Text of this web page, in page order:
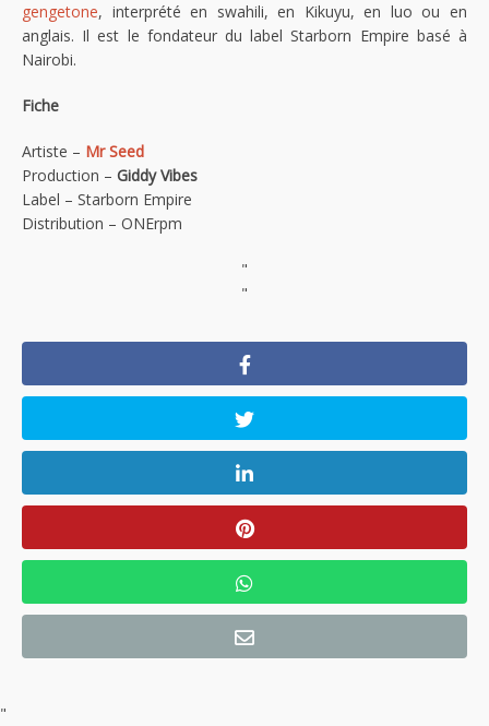
gengetone, interprété en swahili, en Kikuyu, en luo ou en
anglais. Il est le fondateur du label Starborn Empire basé à
Nairobi.
Fiche
Artiste – Mr Seed
Production – Giddy Vibes
Label – Starborn Empire
Distribution – ONErpm
"
"
"